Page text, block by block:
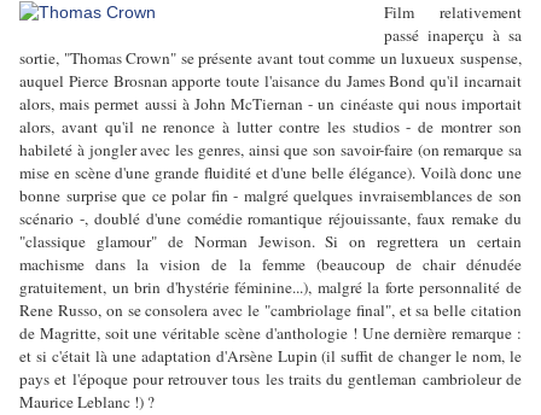
Film relativement
passé inaperçu à sa
sortie, "Thomas Crown" se présente avant tout comme un luxueux suspense,
auquel Pierce Brosnan apporte toute l'aisance du James Bond qu'il incarnait
alors, mais permet aussi à John McTiernan - un cinéaste qui nous importait
alors, avant qu'il ne renonce à lutter contre les studios - de montrer son
habileté à jongler avec les genres, ainsi que son savoir-faire (on remarque sa
mise en scène d'une grande fluidité et d'une belle élégance). Voilà donc une
bonne surprise que ce polar fin - malgré quelques invraisemblances de son
scénario -, doublé d'une comédie romantique réjouissante, faux remake du
"classique glamour" de Norman Jewison. Si on regrettera un certain
machisme dans la vision de la femme (beaucoup de chair dénudée
gratuitement, un brin d'hystérie féminine...), malgré la forte personnalité de
Rene Russo, on se consolera avec le "cambriolage final", et sa belle citation
de Magritte, soit une véritable scène d'anthologie ! Une dernière remarque :
et si c'était là une adaptation d'Arsène Lupin (il suffit de changer le nom, le
pays et l'époque pour retrouver tous les traits du gentleman cambrioleur de
Maurice Leblanc !) ?